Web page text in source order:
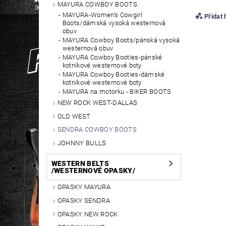
MAYURA COWBOY BOOTS
MAYURA-Women's Cowgirl
Boots/dámská vysoká westernová
obuv
MAYURA Cowboy Boots/pánská vysoká
westernová obuv
MAYURA Cowboy Booties-pánské
kotníkové westernové boty
MAYURA Cowboy Booties-dámské
kotníkové westernové boty
MAYURA na motorku - BIKER BOOTS
NEW ROCK WEST-DALLAS
OLD WEST
SENDRA COWBOY BOOTS
JOHNNY BULLS
WESTERN BELTS
/WESTERNOVÉ OPASKY/
OPASKY MAYURA
OPASKY SENDRA
OPASKY NEW ROCK
Přidat